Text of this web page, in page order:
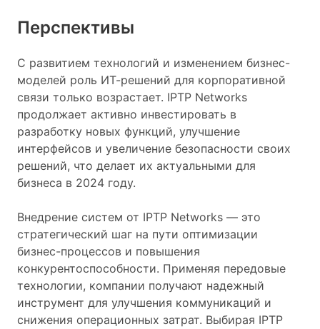
Перспективы
С развитием технологий и изменением бизнес-
моделей роль ИТ-решений для корпоративной
связи только возрастает. IPTP Networks
продолжает активно инвестировать в
разработку новых функций, улучшение
интерфейсов и увеличение безопасности своих
решений, что делает их актуальными для
бизнеса в 2024 году.
Внедрение систем от IPTP Networks — это
стратегический шаг на пути оптимизации
бизнес-процессов и повышения
конкурентоспособности. Применяя передовые
технологии, компании получают надежный
инструмент для улучшения коммуникаций и
снижения операционных затрат. Выбирая IPTP